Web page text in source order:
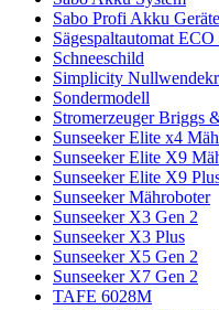
Sabo Profi Akku
Sägespaltautomat
Schneeschild
Simplicity
Sondermodell
Stromerzeuger Briggs
Sunseeker Elite x4
Sunseeker Elite X9
Sunseeker Elite X9
Sunseeker Mähroboter
Sunseeker X3 Gen 2
Sunseeker X3 Plus
Sunseeker X5 Gen 2
Sunseeker X7 Gen 2
TAFE 6028M